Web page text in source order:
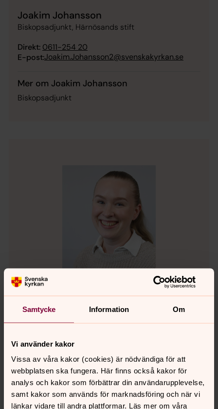
Samtycke Information Om
Vi använder kakor
Vissa av våra kakor (cookies) är nödvändiga för att
webbplatsen ska fungera. Här finns också kakor för
analys och kakor som förbättrar din användarupplevelse,
samt kakor som används för marknadsföring och när vi
länkar vidare till andra plattformar. Läs mer om våra
Joakim Johansson
Biskopsadjunkt, Härnösands stift
Direkt: 0611-254 20
E-post:Joakim.Johansson2@svenskakyrkan.se
Mer om Joakim Johansson
Biskopsadjunkt
Therese Sadikovski
Biskopens sekreterare, Administration/Service,
Direkt: 0611-254 41
E-post:therese.sadikovski@svenskakyrkan.se
Mer om Therese Sadikovski